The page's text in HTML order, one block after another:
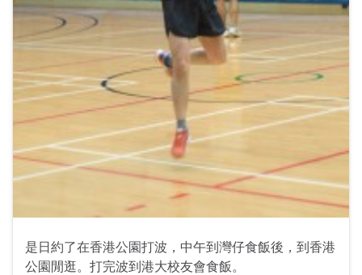
是日約了在香港公園打波，中午到灣仔食飯後，到香港
公園閒逛。打完波到港大校友會食飯。